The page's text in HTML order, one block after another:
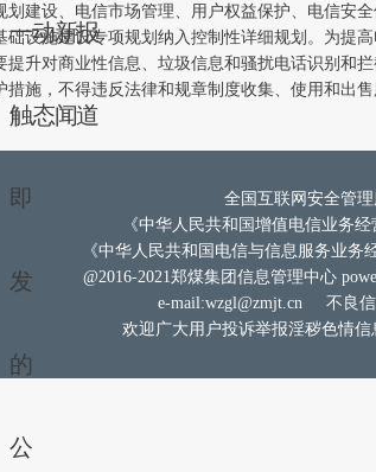
一
触
即
发
的
公
动
态
新
闻
报
道
划建设、电信市场管理、用户权益保护、电信
设施建设专项规划纳入控制性详细规划。为
升对商业性信息、垃圾信息和骚扰电话识别
施，不得违反法律和规章制度收集、使用和出
全国互联网安全管理
《中华人民共和国增值电信业务
《中华人民共和国电信与信息服务业务
@2016-2021郑煤集团信息管理中心
e-mail:wzgl@zmjt.cn 不良信
欢迎广大用户投诉举报淫秽色情信